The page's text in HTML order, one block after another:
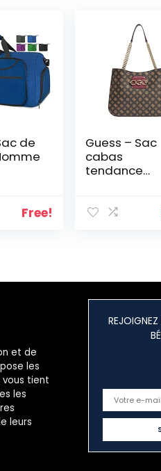
de
65L
Free!
Guess – Sac
cabas
tendance
Logo G
et de
les
tient
les
leurs